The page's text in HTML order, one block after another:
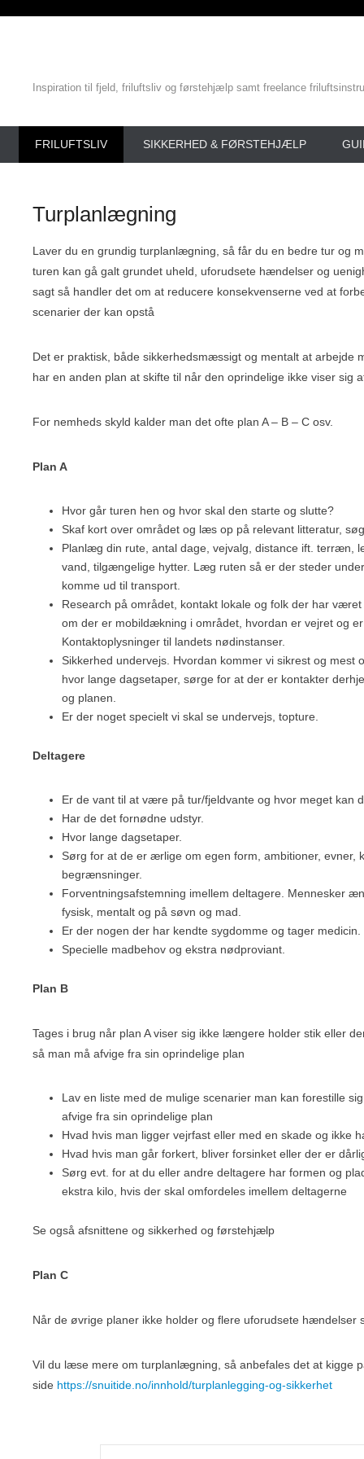
Inspiration til fjeld, friluftsliv og førstehjælp samt freelance
FRILUFTSLIV SIKKERHED & FØRSTEHJÆLP
Turplanlægning
Laver du en grundig turplanlægning, så får du en bedre tur og
turen kan gå galt grundet uheld, uforudsete hændelser og
sagt så handler det om at reducere konsekvenserne ved at
scenarier der kan opstå
Det er praktisk, både sikkerhedsmæssigt og mentalt at arbejde
har en anden plan at skifte til når den oprindelige ikke viser sig
For nemheds skyld kalder man det ofte plan A – B – C osv.
Plan A
Hvor går turen hen og hvor skal den starte og slutte?
Skaf kort over området og læs op på relevant litteratur,
Planlæg din rute, antal dage, vejvalg, distance ift. terræn,
vand, tilgængelige hytter. Læg ruten så er der steder
komme ud til transport.
Research på området, kontakt lokale og folk der har
om der er mobildækning i området, hvordan er vejret og
Kontaktoplysninger til landets nødinstanser.
Sikkerhed undervejs. Hvordan kommer vi sikrest og mest
hvor lange dagsetaper, sørge for at der er kontakter
og planen.
Er der noget specielt vi skal se undervejs, topture.
Deltagere
Er de vant til at være på tur/fjeldvante og hvor meget kan
Har de det fornødne udstyr.
Hvor lange dagsetaper.
Sørg for at de er ærlige om egen form, ambitioner, evner,
begrænsninger.
Forventningsafstemning imellem deltagere. Mennesker
fysisk, mentalt og på søvn og mad.
Er der nogen der har kendte sygdomme og tager medicin.
Specielle madbehov og ekstra nødproviant.
Plan B
Tages i brug når plan A viser sig ikke længere holder stik eller
så man må afvige fra sin oprindelige plan
Lav en liste med de mulige scenarier man kan forestille
afvige fra sin oprindelige plan
Hvad hvis man ligger vejrfast eller med en skade og ikke
Hvad hvis man går forkert, bliver forsinket eller der er
Sørg evt. for at du eller andre deltagere har formen og
ekstra kilo, hvis der skal omfordeles imellem deltagerne
Se også afsnittene og sikkerhed og førstehjælp
Plan C
Når de øvrige planer ikke holder og flere uforudsete hændelser
Vil du læse mere om turplanlægning, så anbefales det at kigge
side https://snuitide.no/innhold/turplanlegging-og-sikkerhet